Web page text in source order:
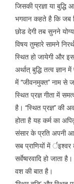
जिसकी प्रज्ञा या
भगवान कहते है कि जब
छोड देगी तब सुनने योग्य
विषय तुम्हारे सामने
स्थित हो जायेगी और
अर्थात् बुद्धि तत्व ज्ञान
में ‘‘जीवनमुक्त’’ नाम से
स्थित प्रज्ञ गीता में
है। ‘‘स्थित प्रज्ञ’’ की
होता है यह कर्म का
संसार के प्रति अपनी
सब प्राणियों में
सर्वेष्वरवादि हो जाता
वश की बात है।